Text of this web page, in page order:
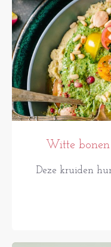
Witte
Deze kruiden